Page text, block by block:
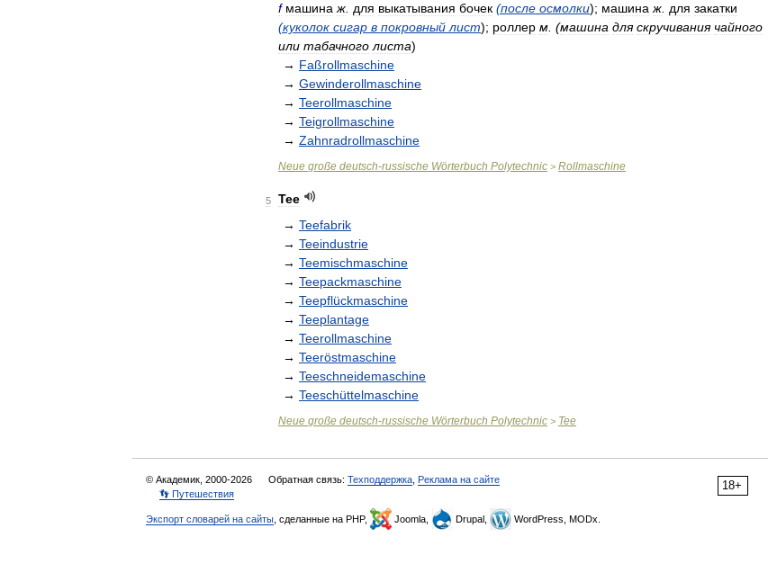
f машина ж для выкатывания бочек (после осмолки); машина ж для закатки
(куколок сигар в покровный лист); роллер м . (машина для скручивания чайного
или табачного листа)
→ Faßrollmaschine
→ Gewinderollmaschine
→ Teerollmaschine
→ Teigrollmaschine
→ Zahnradrollmaschine
Neue große deutsch-russische Wörterbuch Polytechnic > Rollmaschine
5
Tee
→ Teefabrik
→ Teeindustrie
→ Teemischmaschine
→ Teepackmaschine
→ Teepflückmaschine
→ Teeplantage
→ Teerollmaschine
→ Teeröstmaschine
→ Teeschneidemaschine
→ Teeschüttelmaschine
Neue große deutsch-russische Wörterbuch Polytechnic > Tee
18+
© Академик, 2000-2026 Обратная связь: Техподдержка Реклама на сайте
👣 Путешествия
Экспорт словарей на сайты , сделанные на PHP, Joomla, Drupal, WordPress, MODx.